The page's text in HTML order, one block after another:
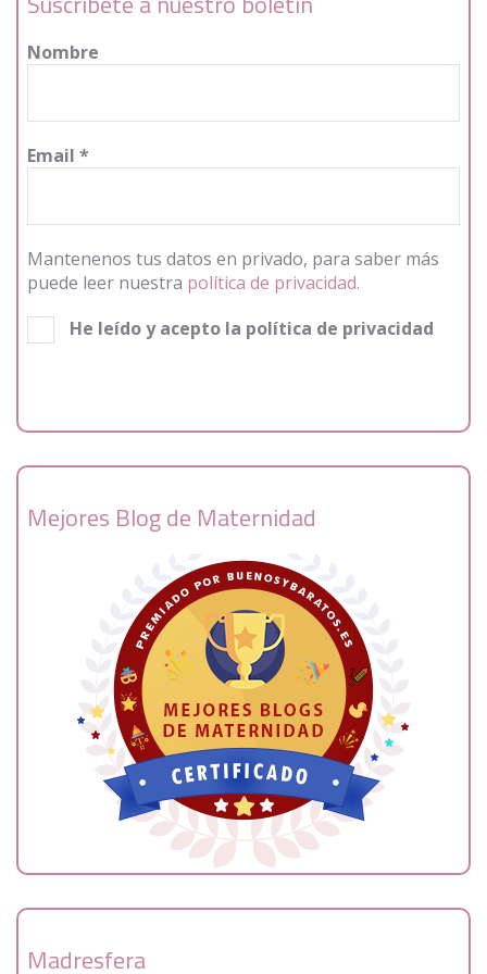
Nombre
Email *
Mantenenos tus datos en privado, para saber más
puede leer nuestra política de privacidad.
He leído y acepto la política de privacidad
Mejores Blog de Maternidad
Madresfera